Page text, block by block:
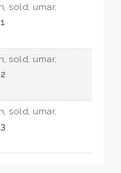
sold, umar,
sold, umar,
sold, umar,